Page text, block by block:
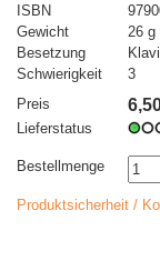
ISBN
Gewicht
26 g
Besetzung
Schwierigkeit
3
Preis
Lieferstatus
Bestellmenge
Produktsicherheit /